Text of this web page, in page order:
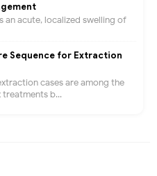
an acute, localized swelling of
Sequence for Extraction
cases are among the
b...